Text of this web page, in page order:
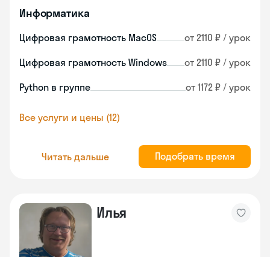
Информатика
Цифровая грамотность MacOS от 2110 ₽ / урок
Цифровая грамотность Windows от 2110 ₽ / урок
Python в группе от 1172 ₽ / урок
Все услуги и цены (12)
Читать дальше Подобрать время
Илья